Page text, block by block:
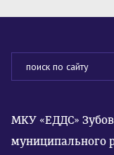
МКУ «ЕДДС»
муниципального